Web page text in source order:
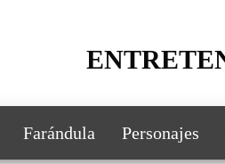
Farándula Personajes